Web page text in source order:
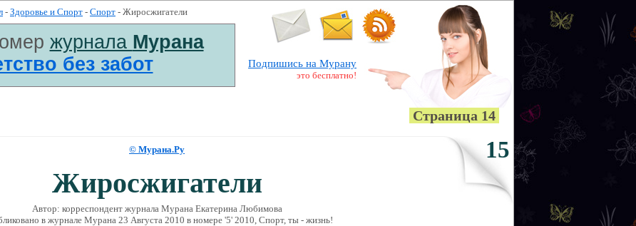
- Здоровье и Спорт - Спорт - Жиросжигатели
журнала Мурана
без забот
Подпишись на Мурану
это бесплатно!
Страница 14
© Мурана.Ру
Жиросжигатели
Автор: корреспондент журнала Мурана Екатерина Любимова
в журналe Мурана 23 Августа 2010 в номере '5' 2010, Спорт, ты - жизнь!
15